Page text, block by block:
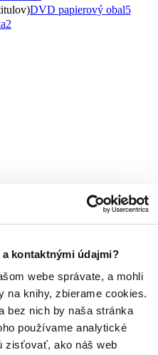
kontaktnými údajmi?
webe správate, a mohli
na knihy, zbierame cookies.
bez nich by naša stránka
používame analytické
zisťovať, ako náš web
DVD papierový obal5
2